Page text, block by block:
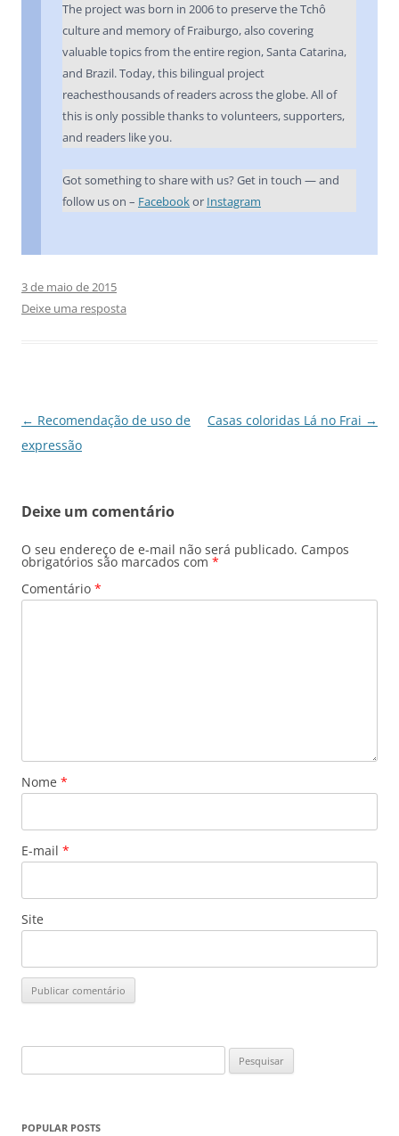
The project was born in 2006 to preserve the Tchô
culture and memory of Fraiburgo, also covering
valuable topics from the entire region, Santa Catarina,
and Brazil. Today, this bilingual project
reachesthousands of readers across the globe. All of
this is only possible thanks to volunteers, supporters,
and readers like you.
Got something to share with us? Get in touch — and
follow us on – Facebookor Instagram
3 de maio de 2015
Deixe uma resposta
Navegação
de
← Recomendação de uso de
expressão
Casas coloridas Lá no Frai →
Deixe um comentário
O seu endereço de e-mail não será publicado. Campos
obrigatórios são marcados com *
Comentário *
Nome *
E-mail *
Site
por:
POPULAR POSTS